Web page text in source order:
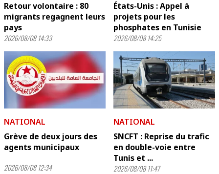
Retour volontaire : 80
migrants regagnent leurs
pays
2026/08/08 14:33
États-Unis : Appel à
projets pour les
phosphates en Tunisie
2026/08/08 14:25
NATIONAL
Grève de deux jours des
agents municipaux
2026/08/08 12:34
NATIONAL
SNCFT : Reprise du trafic
en double-voie entre
Tunis et ...
2026/08/08 11:47